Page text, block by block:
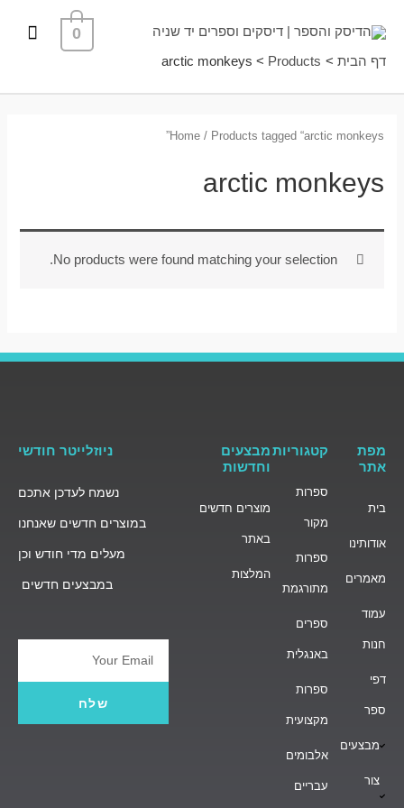
0
דף הבית Products
arctic monkeys
Home/ Products tagged “arctic monkeys”
arctic monkeys
No products were found matching your selection.
מפת
אתר
בית
אודותינו
מאמרים
עמוד
חנות
דפי
ספר
מבצעים
צור
קטגוריות
ספרות
מקור
ספרות
מתורגמת
ספרים
באנגלית
ספרות
מקצועית
אלבומים
עבריים
מבצעים
וחדשות
מוצרים חדשים
באתר
המלצות
ניוזלייטר חודשי
נשמח לעדכן אתכם
במוצרים חדשים שאנחנו
מעלים מדי חודש וכן
במבצעים חדשים
Email
שלח